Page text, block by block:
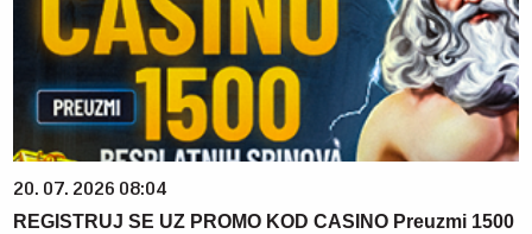
20. 07. 2026 08:04
REGISTRUJ SE UZ PROMO KOD CASINO Preuzmi 1500